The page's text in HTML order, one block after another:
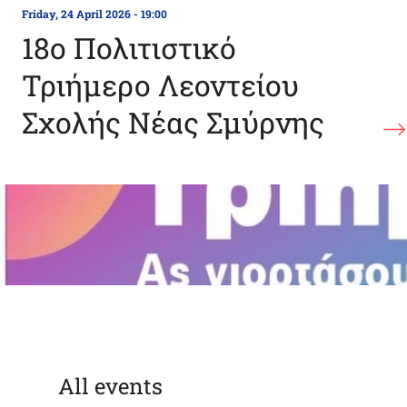
Friday, 24 April 2026 - 19:00
18ο Πολιτιστικό
Τριήμερο Λεοντείου
Σχολής Νέας Σμύρνης
All events